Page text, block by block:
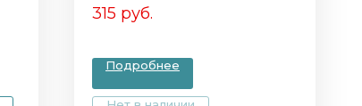
315 руб.
Подробнее